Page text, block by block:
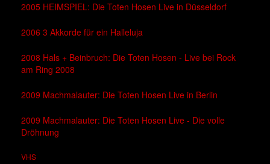
2005 HEIMSPIEL: Die Toten Hosen Live in Düsseldorf
2006 3 Akkorde für ein Halleluja
2008 Hals + Beinbruch: Die Toten Hosen - Live bei Rock
am Ring 2008
2009 Machmalauter: Die Toten Hosen Live in Berlin
2009 Machmalauter: Die Toten Hosen Live - Die volle
Dröhnung
VHS